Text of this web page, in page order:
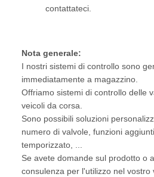
contattateci.
Nota generale:
I nostri sistemi di controllo sono
immediatamente a magazzino.
Offriamo sistemi di controllo delle
veicoli da corsa.
Sono possibili soluzioni
numero di valvole, funzioni
temporizzato, ...
Se avete domande sul prodotto o
consulenza per l'utilizzo nel vostro